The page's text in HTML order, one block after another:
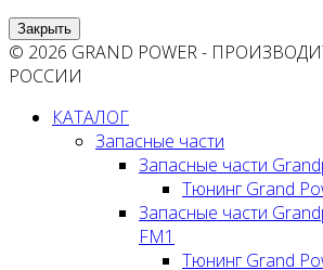
Закрыть
© 2026 GRAND POWER -
РОССИИ
КАТАЛОГ
Запасные части
Запасные части
Тюнинг Grand
Запасные части
FM1
Тюнинг Grand